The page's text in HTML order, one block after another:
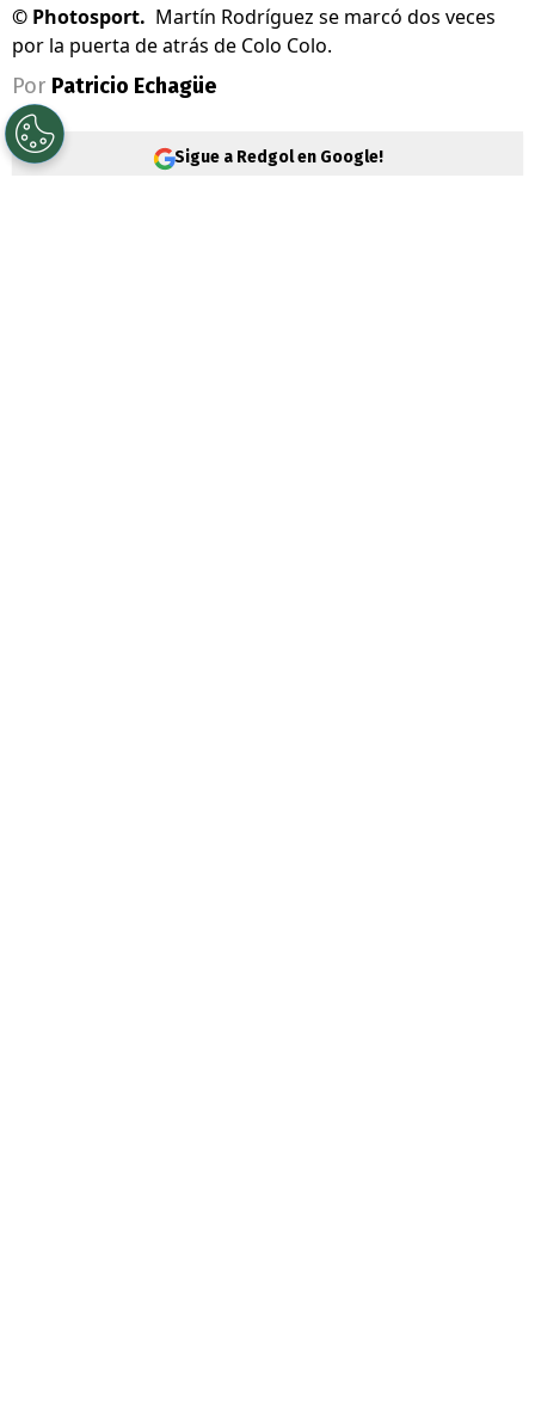
© Photosport. Martín Rodríguez se marcó dos veces
por la puerta de atrás de Colo Colo.
Por Patricio Echagüe
Sigue a Redgol en Google!